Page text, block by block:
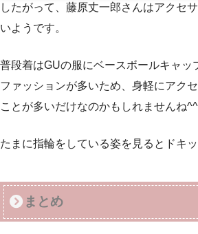
したがって、藤原丈一郎さんはアクセ
いようです。
普段着はGUの服にベースボールキャッ
ファッションが多いため、身軽にアク
ことが多いだけなのかもしれませんね^^
たまに指輪をしている姿を見るとドキ
まとめ